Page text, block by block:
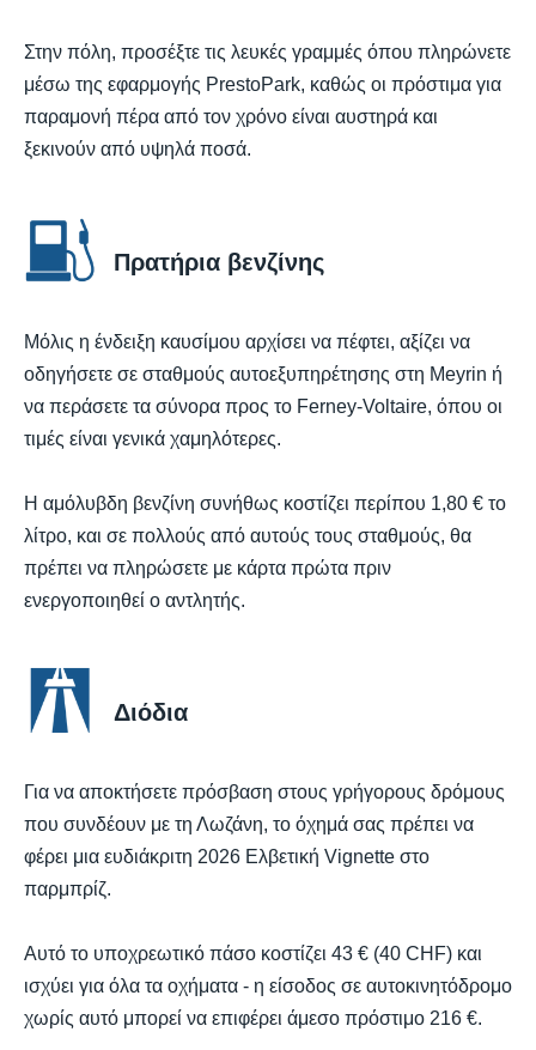
Στην πόλη, προσέξτε τις λευκές γραμμές όπου πληρώνετε
μέσω της εφαρμογής PrestoPark, καθώς οι πρόστιμα για
παραμονή πέρα από τον χρόνο είναι αυστηρά και
ξεκινούν από υψηλά ποσά.
Πρατήρια βενζίνης
Μόλις η ένδειξη καυσίμου αρχίσει να πέφτει, αξίζει να
οδηγήσετε σε σταθμούς αυτοεξυπηρέτησης στη Meyrin ή
να περάσετε τα σύνορα προς το Ferney-Voltaire, όπου οι
τιμές είναι γενικά χαμηλότερες.
Η αμόλυβδη βενζίνη συνήθως κοστίζει περίπου 1,80 € το
λίτρο, και σε πολλούς από αυτούς τους σταθμούς, θα
πρέπει να πληρώσετε με κάρτα πρώτα πριν
ενεργοποιηθεί ο αντλητής.
Διόδια
Για να αποκτήσετε πρόσβαση στους γρήγορους δρόμους
που συνδέουν με τη Λωζάνη, το όχημά σας πρέπει να
φέρει μια ευδιάκριτη 2026 Ελβετική Vignette στο
παρμπρίζ.
Αυτό το υποχρεωτικό πάσο κοστίζει 43 € (40 CHF) και
ισχύει για όλα τα οχήματα - η είσοδος σε αυτοκινητόδρομο
χωρίς αυτό μπορεί να επιφέρει άμεσο πρόστιμο 216 €.